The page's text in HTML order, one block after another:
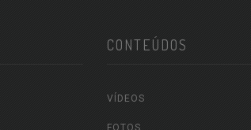
CONTEÚDOS
VÍDEOS
FOTOS